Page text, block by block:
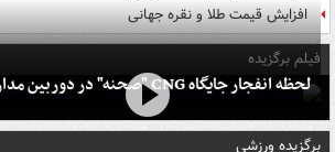
افزایش قیمت طلا و نقره جهانی
فیلم برگزیده
لحظه انفجار جایگاه CNG "صحنه" در دوربین مداربسته
برگزیده ورزشی